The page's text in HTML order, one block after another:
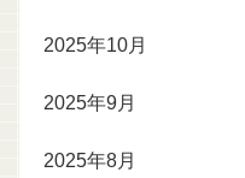
2025年10月
2025年9月
2025年8月